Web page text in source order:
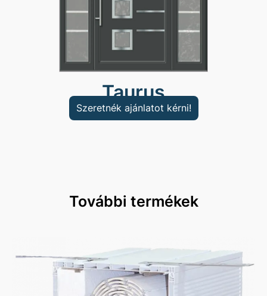
Taurus
Szeretnék ajánlatot kérni!
További termékek